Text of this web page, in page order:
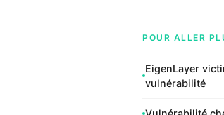
POUR ALLER
EigenLayer
vulnérabilité